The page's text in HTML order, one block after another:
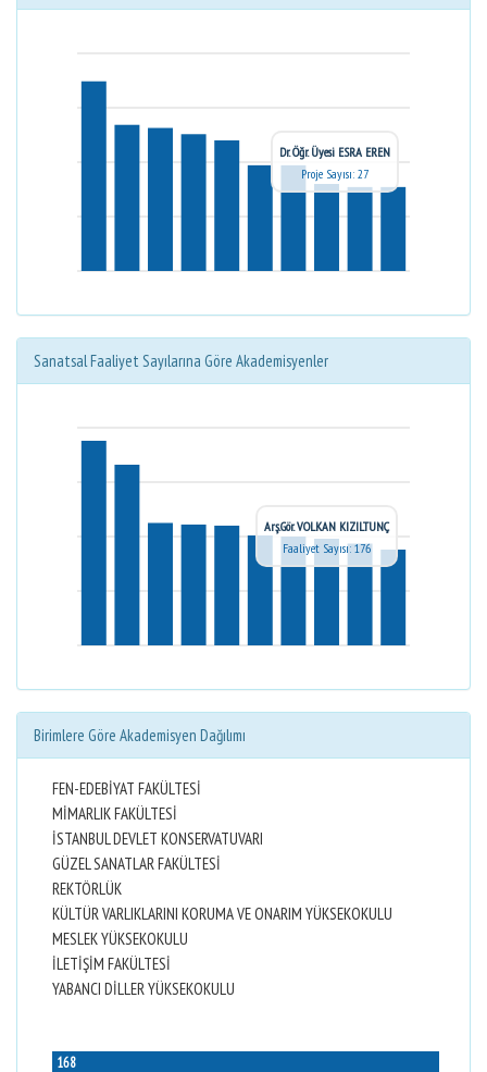
Dr. Öğr. Üyesi ESRA EREN
Proje Sayısı: 27
Sanatsal Faaliyet Sayılarına Göre Akademisyenler
Arş.Gör. VOLKAN KIZILTUNÇ
Faaliyet Sayısı: 176
Birimlere Göre Akademisyen Dağılımı
FEN-EDEBİYAT FAKÜLTESİ
MİMARLIK FAKÜLTESİ
İSTANBUL DEVLET KONSERVATUVARI
GÜZEL SANATLAR FAKÜLTESİ
REKTÖRLÜK
KÜLTÜR VARLIKLARINI KORUMA VE ONARIM YÜKSEKOKULU
MESLEK YÜKSEKOKULU
İLETİŞİM FAKÜLTESİ
YABANCI DİLLER YÜKSEKOKULU
168